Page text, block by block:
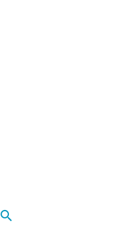
Rechercher